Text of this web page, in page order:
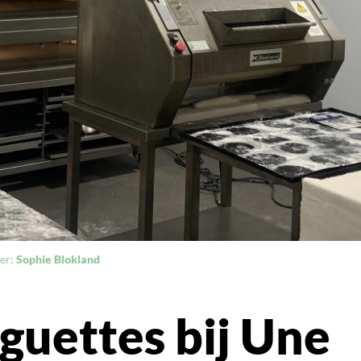
Sophie Blokland
bij Une